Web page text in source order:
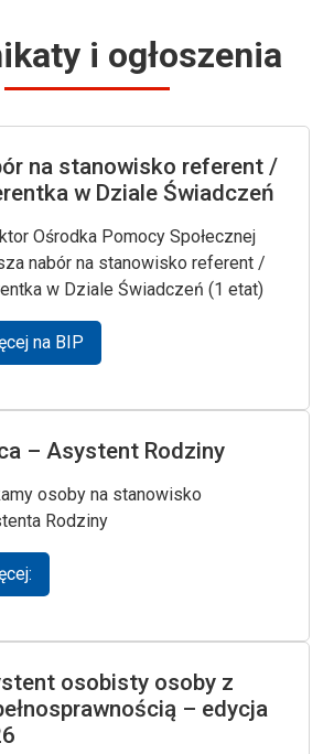
i ogłoszenia
na stanowisko referent /
w Dziale Świadczeń
Ośrodka Pomocy Społecznej
nabór na stanowisko referent /
w Dziale Świadczeń (1 etat)
na BIP
– Asystent Rodziny
osoby na stanowisko
Rodziny
osobisty osoby z
– edycja